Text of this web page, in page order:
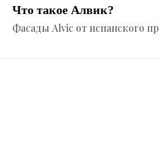
Что такое Алвик?
Фасады Alvic от испанского